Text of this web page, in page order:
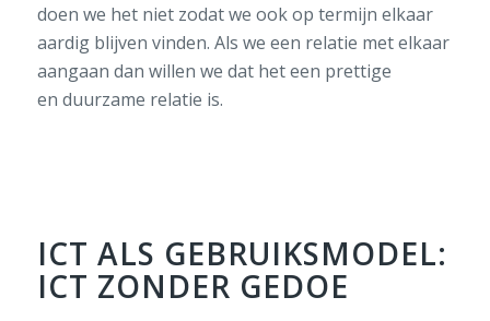
doen we het niet zodat we ook op termijn elkaar
aardig blijven vinden. Als we een relatie met elkaar
aangaan dan willen we dat het een prettige
en duurzame relatie is.
ICT ALS GEBRUIKSMODEL:
ICT ZONDER GEDOE